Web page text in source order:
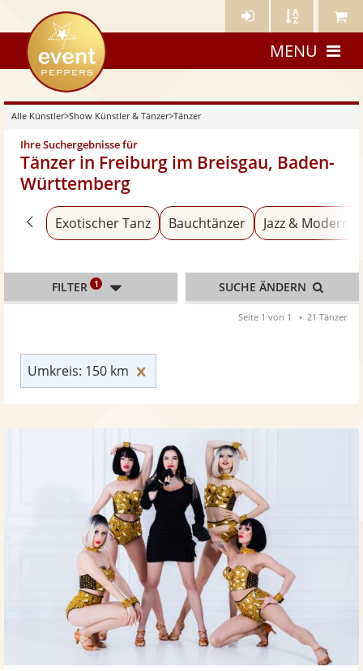
Künstler- Künstler Meine
eventpeppers
MENU
Alle Künstler>Show Künstler & Tänzer>Tänzer
Ihre Suchergebnisse für
Tänzer in Freiburg im Breisgau, Baden-
Württemberg
Zurück zu «Show Künstler & Tänzer»
Exotischer Tanz Bauchtänzer Jazz & Modern
Umkreis: 150 km
FILTER 1 SUCHE ÄNDERN
Seite 1 von 1 21 Tänzer